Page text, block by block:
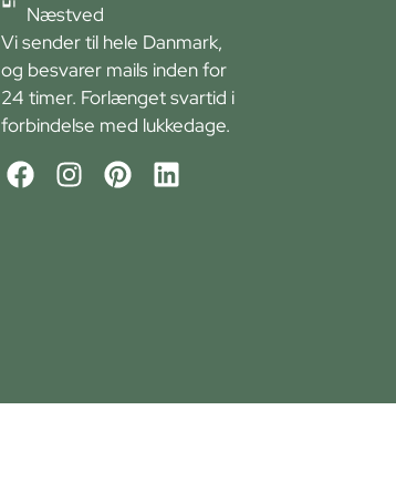
Næstved
Vi sender til hele Danmark,
og besvarer mails inden for
24 timer. Forlænget svartid i
forbindelse med lukkedage.